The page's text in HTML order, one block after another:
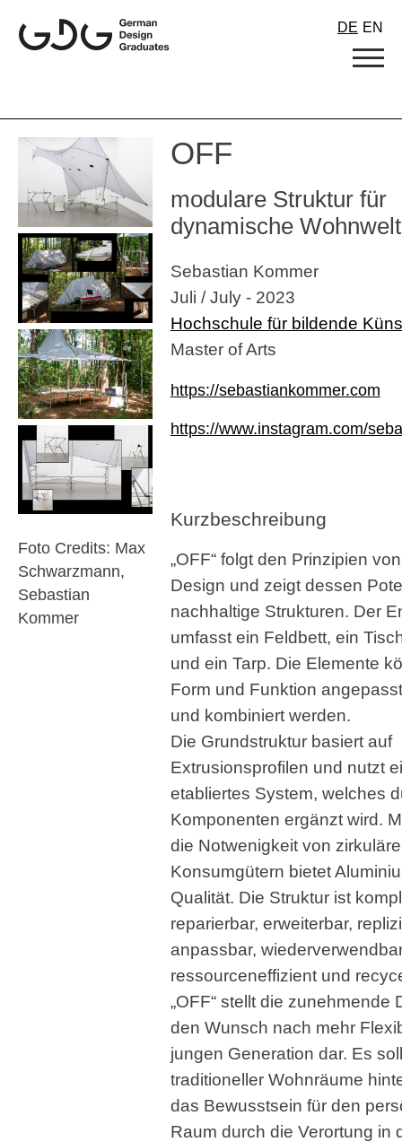
content
DE EN
Foto Credits: Max
Schwarzmann,
Sebastian
Kommer
OFF
modulare Struktur für
dynamische
Sebastian Kommer
Juli / July - 2023
Hochschule für bildende
Master of Arts
https://sebastiankommer.com
https://www.instagram.com/
Kurzbeschreibung
„OFF“ folgt den Prinzipien
Design und zeigt dessen
nachhaltige Strukturen. Der
umfasst ein Feldbett, ein
und ein Tarp. Die Elemente
Form und Funktion
und kombiniert werden.
Die Grundstruktur basiert auf
Extrusionsprofilen und nutzt
etabliertes System, welches
Komponenten ergänzt wird.
die Notwenigkeit von
Konsumgütern bietet
Qualität. Die Struktur ist
reparierbar, erweiterbar,
anpassbar,
ressourceneffizient und
„OFF“ stellt die zunehmende
den Wunsch nach mehr
jungen Generation dar. Es
traditioneller Wohnräume
das Bewusstsein für den
Raum durch die Verortung in